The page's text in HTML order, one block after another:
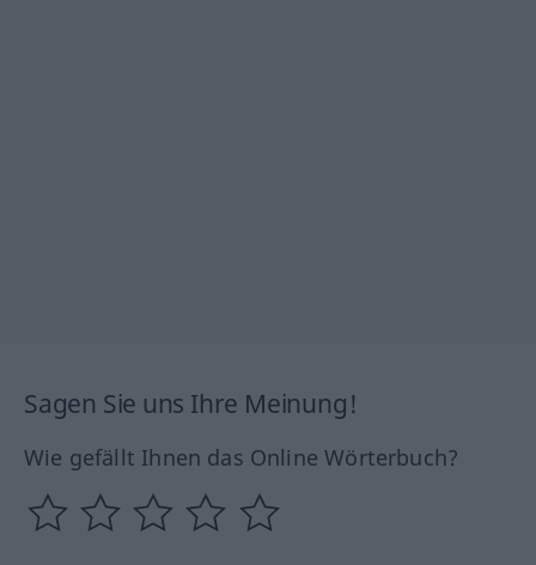
Sagen Sie uns Ihre Meinung!
Wie gefällt Ihnen das Online Wörterbuch?